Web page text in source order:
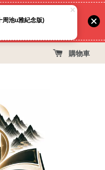
運費, 再立折29元
購物車